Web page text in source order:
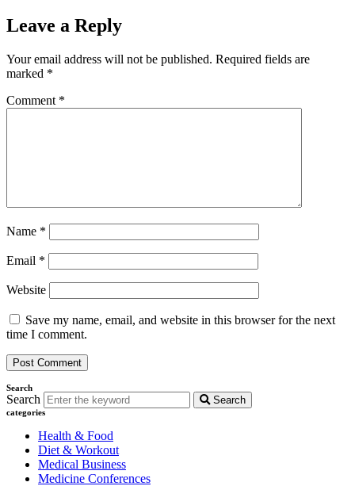
Leave a Reply
Your email address will not be published. Required fields are
marked *
Comment *
Name *
Email *
Website
Save my name, email, and website in this browser for the next
time I comment.
Search
Search Search
categories
Health & Food
Diet & Workout
Medical Business
Medicine Conferences